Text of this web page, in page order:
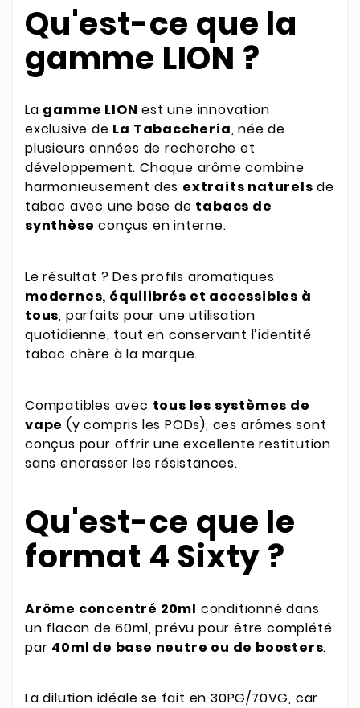
Qu'est-ce que la
gamme LION ?
La gamme LION est une innovation
exclusive de La Tabaccheria, née de
plusieurs années de recherche et
développement. Chaque arôme combine
harmonieusement des extraits naturels de
tabac avec une base de tabacs de
synthèse conçus en interne.
Le résultat ? Des profils aromatiques
modernes, équilibrés et accessibles à
tous, parfaits pour une utilisation
quotidienne, tout en conservant l’identité
tabac chère à la marque.
Compatibles avec tous les systèmes de
vape (y compris les PODs), ces arômes sont
conçus pour offrir une excellente restitution
sans encrasser les résistances.
Qu'est-ce que le
format 4 Sixty ?
Arôme concentré 20ml conditionné dans
un flacon de 60ml, prévu pour être complété
par 40ml de base neutre ou de boosters.
La dilution idéale se fait en 30PG/70VG, car